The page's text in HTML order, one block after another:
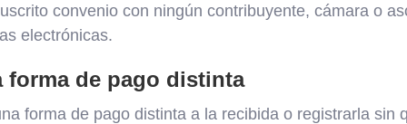
convenio con ningún contribuyente, cámara o
electrónicas.
forma de pago distinta
forma de pago distinta a la recibida o registrarla sin